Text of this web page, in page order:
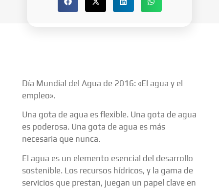
Día Mundial del Agua de 2016: «El agua y el
empleo».
Una gota de agua es flexible. Una gota de agua
es poderosa. Una gota de agua es más
necesaria que nunca.
El agua es un elemento esencial del desarrollo
sostenible. Los recursos hídricos, y la gama de
servicios que prestan, juegan un papel clave en